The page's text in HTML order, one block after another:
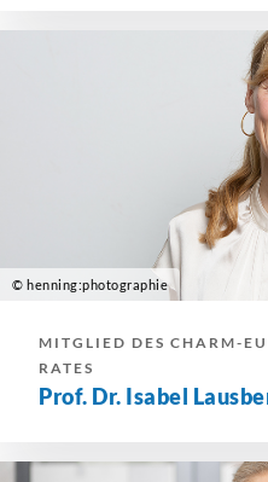
© henning:photographie
MITGLIED DES CHARM-
RATES
Prof. Dr. Isabel